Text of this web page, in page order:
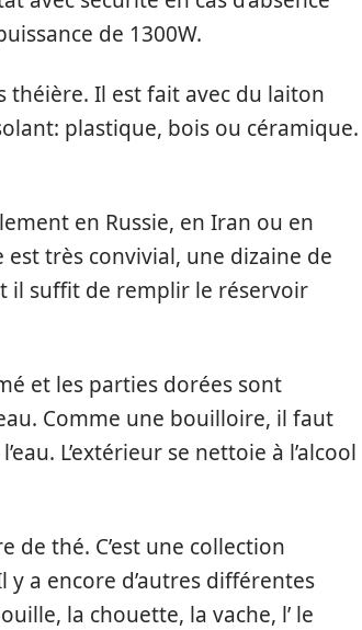
de 1300W.
théière. Il est fait avec du laiton
plastique, bois ou céramique.
en Russie, en Iran ou en
très convivial, une dizaine de
il suffit de remplir le réservoir
et les parties dorées sont
Comme une bouilloire, il faut
L’extérieur se nettoie à l’alcool
de thé. C’est une collection
a encore d’autres différentes
la chouette, la vache, l’ le